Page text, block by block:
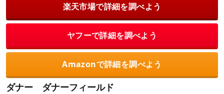
楽天市場で詳細を調べよう
ヤフーで詳細を調べよう
Amazonで詳細を調べよう
ダナー ダナーフィールド